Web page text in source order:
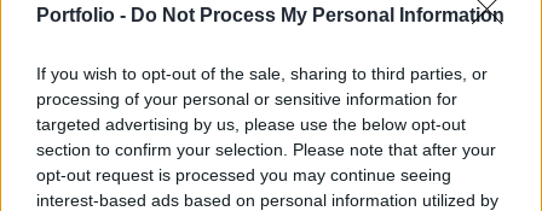
Portfolio - Do Not Process My Personal Information
If you wish to opt-out of the sale, sharing to third parties, or
processing of your personal or sensitive information for
targeted advertising by us, please use the below opt-out
section to confirm your selection. Please note that after your
opt-out request is processed you may continue seeing
interest-based ads based on personal information utilized by
Portfolio
Az elmúlt évek válságait az energiaszektor a
kormányok és a szerencsefaktor segítségével
ugyan képes volt kezelni, de az intézkedések
veszélyes következménye a piactorzítás, melynek